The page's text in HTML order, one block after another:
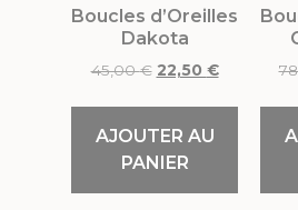
Boucles d’Oreilles
Dakota
45,00€ 22,50 €
AJOUTER AU
PANIER